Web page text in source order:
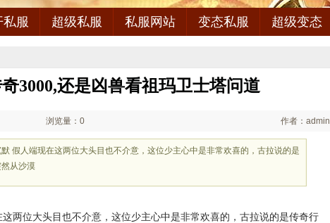
私服 超级私服 私服网站 变态私服 超级变态
3000,还是凶兽看祖玛卫士塔问道
浏览量：0 作者：admin
假人端现在这两位大头目也不介意，这位少主心中是非常欢喜的，古拉说的是
从沙漠
两位大头目也不介意，这位少主心中是非常欢喜的，古拉说的是传奇行